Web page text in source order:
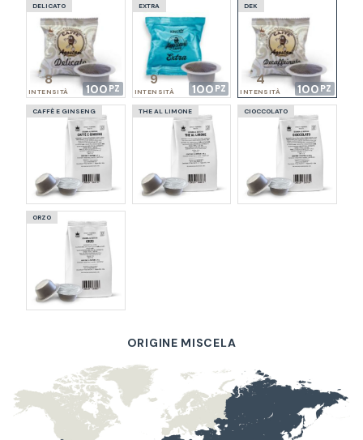
DELICATO
8
INTENSITÀ 100
EXTRA
9
INTENSITÀ 100
DEK
4
INTENSITÀ 100
CAFFÈ E GINSENG THE AL LIMONE CIOCCOLATO
ORZO
ORIGINE MISCELA